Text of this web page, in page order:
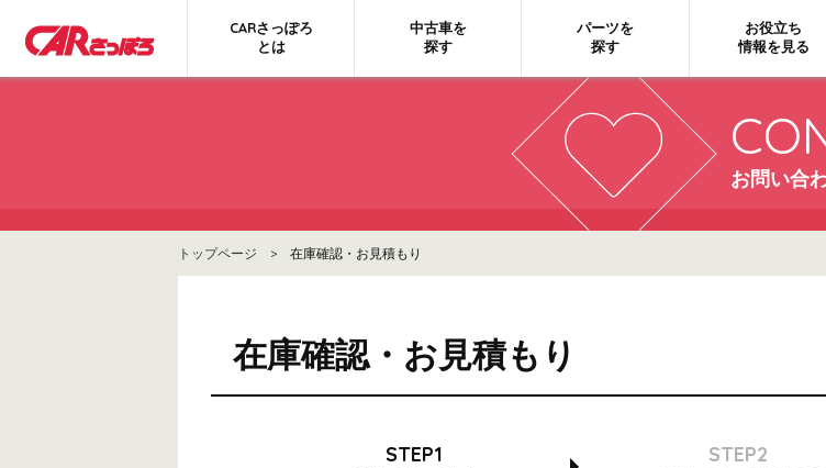
CARさっぽろ
とは
中古車を
探す
パーツを
探す
お役立ち
情報を見る
お問い合
トップページ > 在庫確認・お見積もり
在庫確認・お見積もり
STEP1 STEP2